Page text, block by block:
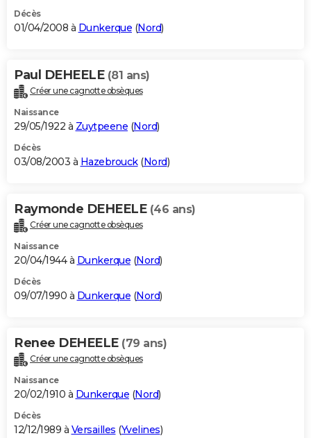
Décès
01/04/2008 à Dunkerque (Nord)
Paul DEHEELE (81 ans)
Créer une cagnotte obsèques
Naissance
29/05/1922 à Zuytpeene (Nord)
Décès
03/08/2003 à Hazebrouck(Nord)
Raymonde DEHEELE (46 ans)
Créer une cagnotte obsèques
Naissance
20/04/1944 à Dunkerque (Nord)
Décès
09/07/1990 à Dunkerque (Nord)
Renee DEHEELE (79 ans)
Créer une cagnotte obsèques
Naissance
20/02/1910 à Dunkerque (Nord)
Décès
12/12/1989 à Versailles (Yvelines)